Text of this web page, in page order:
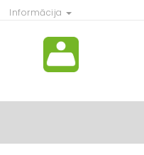
Informācija